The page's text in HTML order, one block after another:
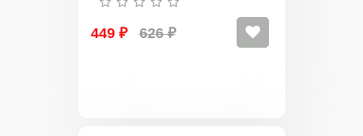
449 ₽ 626 ₽